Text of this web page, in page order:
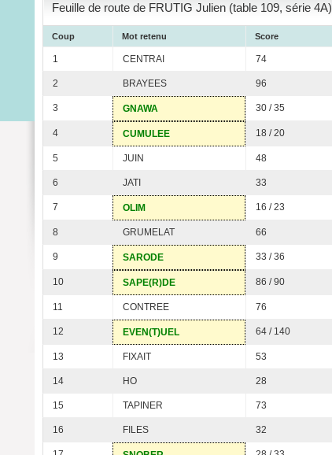
Feuille de route de FRUTIG Julien (table 109, série 4A)
Coup Mot retenu Score
1 CENTRAI 74
2 BRAYEES 96
3 GNAWA 30 / 35
4 CUMULEE 18 / 20
5 JUIN 48
6 JATI 33
7 OLIM 16 / 23
8 GRUMELAT 66
9 SARODE 33 / 36
10 SAPE(R)DE 86 / 90
11 CONTREE 76
12 EVEN(T)UEL 64 / 140
13 FIXAIT 53
14 HO 28
15 TAPINER 73
16 FILES 32